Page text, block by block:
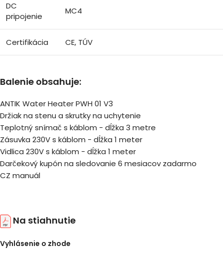
DC
pripojenie
MC4
Certifikácia CE, TÚV
Balenie obsahuje:
ANTIK Water Heater PWH 01 V3
Držiak na stenu a skrutky na uchytenie
Teplotný snímač s káblom - dĺžka 3 metre
Zásuvka 230V s káblom - dĺžka 1 meter
Vidlica 230V s káblom - dĺžka 1 meter
Darčekový kupón na sledovanie 6 mesiacov zadarmo
CZ manuál
Na stiahnutie
Vyhlásenie o zhode